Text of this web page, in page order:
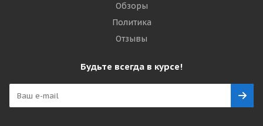
Обзоры
Политика
Отзывы
Будьте всегда в курсе!